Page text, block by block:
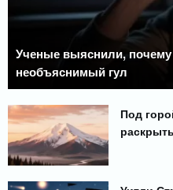
Ученые выяснили,
необъяснимый гул
Под